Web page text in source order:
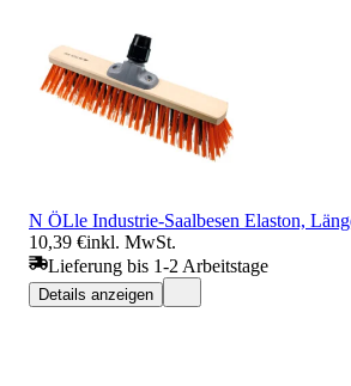
N ÖLle Industrie-Saalbesen Elaston,
10,39 €inkl. MwSt.
Lieferung bis 1-2 Arbeitstage
Details anzeigen